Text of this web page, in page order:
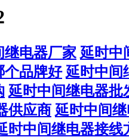
继电器厂家 延时中
个品牌好 延时中间
延时中间继电器批
供应商 延时中间
时中间继电器接线